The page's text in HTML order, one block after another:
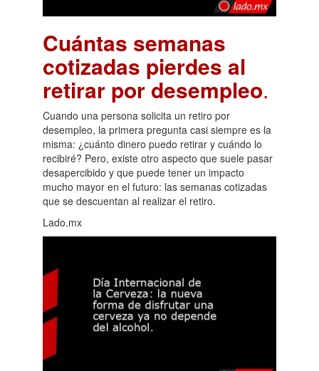
Cuántas semanas
cotizadas pierdes al
retirar por desempleo.
Cuando una persona solicita un retiro por
desempleo, la primera pregunta casi siempre es la
misma: ¿cuánto dinero puedo retirar y cuándo lo
recibiré? Pero, existe otro aspecto que suele pasar
desapercibido y que puede tener un impacto
mucho mayor en el futuro: las semanas cotizadas
que se descuentan al realizar el retiro.
Lado.mx